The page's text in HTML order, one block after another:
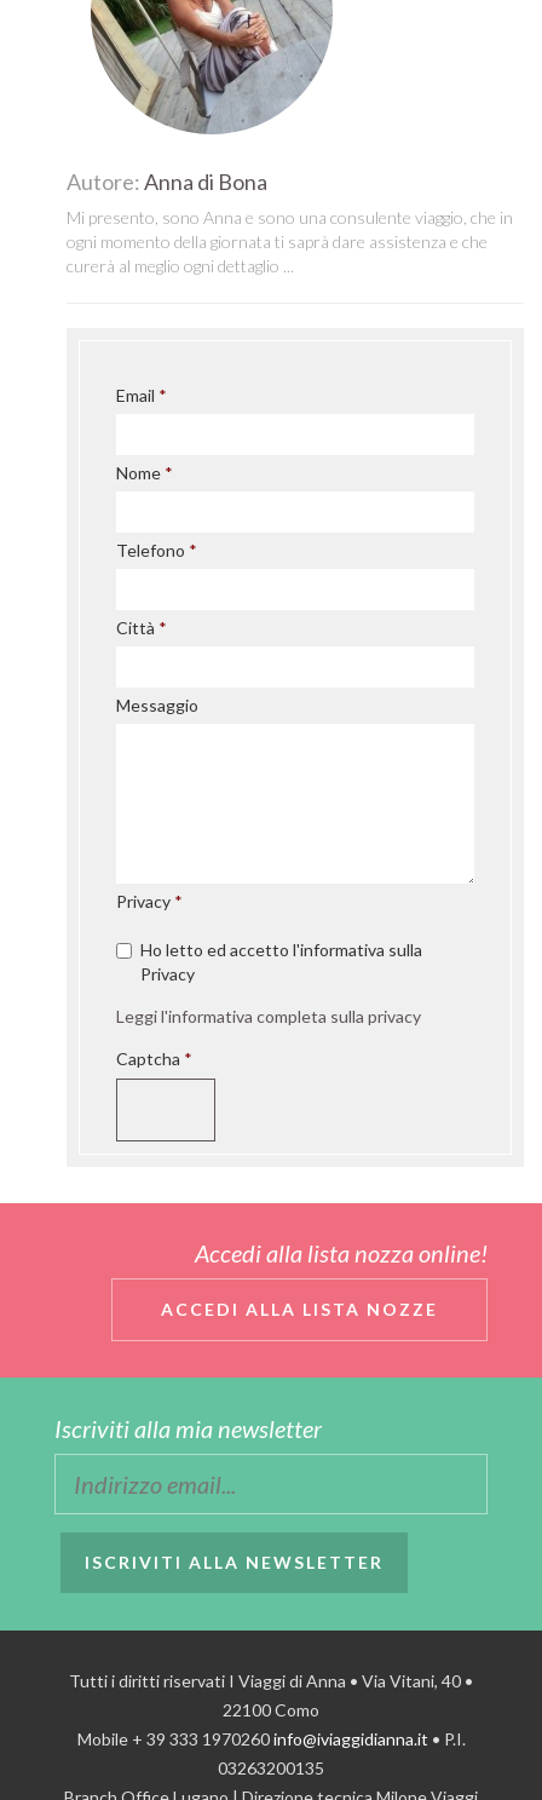
Autore:Anna di Bona
Mi presento, sono Anna e sono una consulente viaggio, che in
ogni momento della giornata ti saprà dare assistenza e che
curerà al meglio ogni dettaglio ...
Email
Nome
Telefono
Città
Messaggio
Privacy
Ho letto ed accetto l'informativa sulla
Privacy
Leggi l'informativa completa sulla privacy
Captcha
Accedi alla lista nozza online!
ACCEDI ALLA LISTA NOZZE
Iscriviti alla mia newsletter
ISCRIVITI ALLA NEWSLETTER
Tutti i diritti riservati I Viaggi di Anna • Via Vitani, 40 •
22100 Como
Mobile + 39 333 1970260info@iviaggidianna.it • P.I.
03263200135